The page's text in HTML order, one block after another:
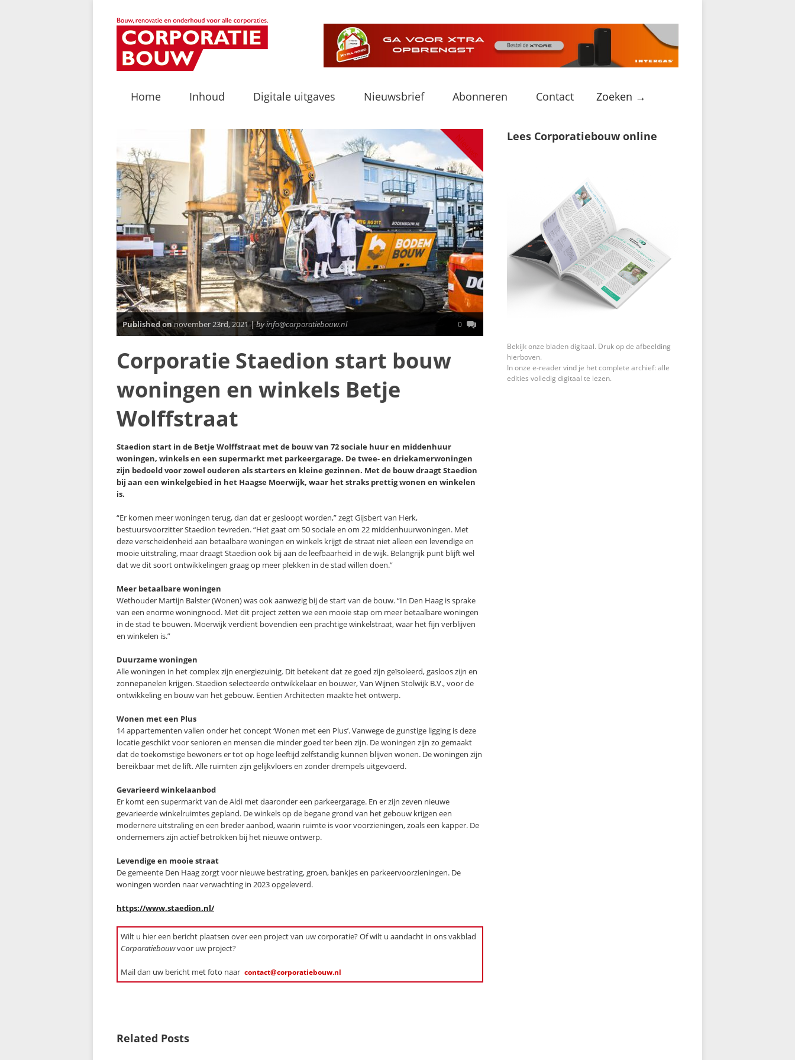
Home Inhoud Digitale uitgaves Nieuwsbrief Abonneren Contact Zoeken →
Nieuws
Published onnovember 23rd, 2021 |by info@corporatiebouw.nl 0
Corporatie Staedion start bouw
woningen en winkels Betje
Wolffstraat
Staedion start in de Betje Wolffstraat met de bouw van 72 sociale huur en middenhuur
woningen, winkels en een supermarkt met parkeergarage. De twee- en driekamerwoningen
zijn bedoeld voor zowel ouderen als starters en kleine gezinnen. Met de bouw draagt Staedion
bij aan een winkelgebied in het Haagse Moerwijk, waar het straks prettig wonen en winkelen
is.
“Er komen meer woningen terug, dan dat er gesloopt worden,” zegt Gijsbert van Herk,
bestuursvoorzitter Staedion tevreden. “Het gaat om 50 sociale en om 22 middenhuurwoningen. Met
deze verscheidenheid aan betaalbare woningen en winkels krijgt de straat niet alleen een levendige en
mooie uitstraling, maar draagt Staedion ook bij aan de leefbaarheid in de wijk. Belangrijk punt blijft wel
dat we dit soort ontwikkelingen graag op meer plekken in de stad willen doen.”
Meer betaalbare woningen
Wethouder Martijn Balster (Wonen) was ook aanwezig bij de start van de bouw. “In Den Haag is sprake
van een enorme woningnood. Met dit project zetten we een mooie stap om meer betaalbare woningen
in de stad te bouwen. Moerwijk verdient bovendien een prachtige winkelstraat, waar het fijn verblijven
en winkelen is.”
Duurzame woningen
Alle woningen in het complex zijn energiezuinig. Dit betekent dat ze goed zijn geïsoleerd, gasloos zijn en
zonnepanelen krijgen. Staedion selecteerde ontwikkelaar en bouwer, Van Wijnen Stolwijk B.V., voor de
ontwikkeling en bouw van het gebouw. Eentien Architecten maakte het ontwerp.
Wonen met een Plus
14 appartementen vallen onder het concept ‘Wonen met een Plus’. Vanwege de gunstige ligging is deze
locatie geschikt voor senioren en mensen die minder goed ter been zijn. De woningen zijn zo gemaakt
dat de toekomstige bewoners er tot op hoge leeftijd zelfstandig kunnen blijven wonen. De woningen zijn
bereikbaar met de lift. Alle ruimten zijn gelijkvloers en zonder drempels uitgevoerd.
Gevarieerd winkelaanbod
Er komt een supermarkt van de Aldi met daaronder een parkeergarage. En er zijn zeven nieuwe
gevarieerde winkelruimtes gepland. De winkels op de begane grond van het gebouw krijgen een
modernere uitstraling en een breder aanbod, waarin ruimte is voor voorzieningen, zoals een kapper. De
ondernemers zijn actief betrokken bij het nieuwe ontwerp.
Levendige en mooie straat
De gemeente Den Haag zorgt voor nieuwe bestrating, groen, bankjes en parkeervoorzieningen. De
woningen worden naar verwachting in 2023 opgeleverd.
https://www.staedion.nl/
Wilt u hier een bericht plaatsen over een project van uw corporatie? Of wilt u aandacht in ons vakblad
Corporatiebouwvoor uw project?
Mail dan uw bericht met foto naar contact@corporatiebouw.nl
Related Posts
Lees Corporatiebouw online
Bekijk onze bladen digitaal. Druk op de afbeelding
hierboven.
In onze e-reader vind je het complete archief: alle
edities volledig digitaal te lezen.